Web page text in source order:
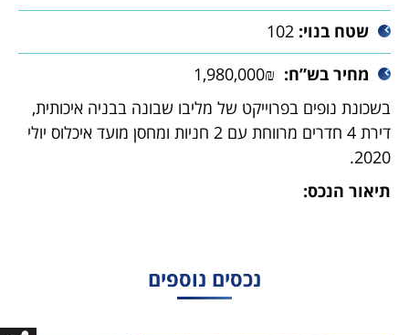
שטח בנוי: 102
מחיר בש”ח:
בשכונת נופים בפרוייקט של מליבו שבונה בבניה איכותית,
דירת 4 חדרים מרווחת עם 2 חניות ומחסן מועד איכלוס יולי
2020.
תיאור הנכס:
נכסים נוספים